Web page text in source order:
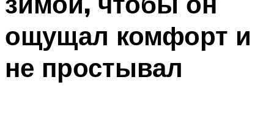
ощущал комфорт и
не простывал